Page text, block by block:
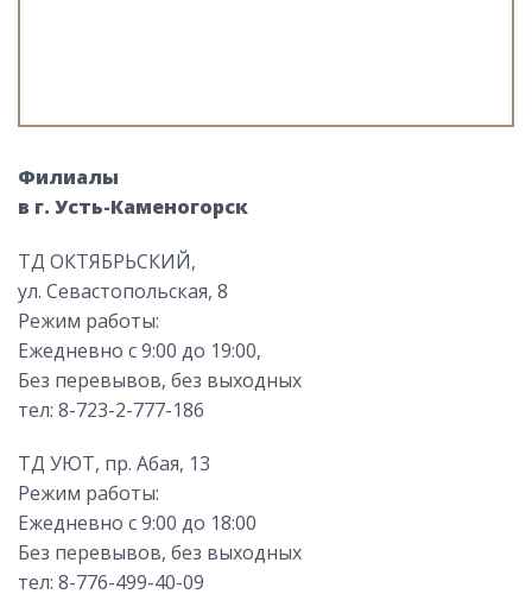
Филиалы
в г. Усть-Каменогорск
ТД ОКТЯБРЬСКИЙ,
ул. Севастопольская, 8
Режим работы:
Ежедневно с 9:00 до 19:00,
Без перевывов, без выходных
тел: 8-723-2-777-186
ТД УЮТ, пр. Абая, 13
Режим работы:
Ежедневно с 9:00 до 18:00
Без перевывов, без выходных
тел: 8-776-499-40-09